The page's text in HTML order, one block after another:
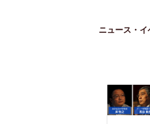
ニュース・イ